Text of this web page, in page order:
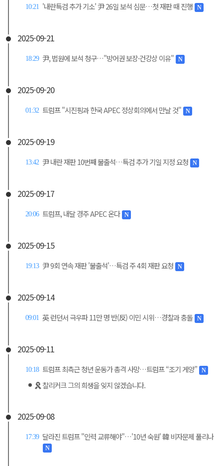
10:21 '내란특검 추가 기소' 尹 26일 보석 심문…첫 재판 때 진행 N
2025-09-21
18:29 尹, 법원에 보석 청구…"방어권 보장·건강상 이유" N
2025-09-20
01:32 트럼프 "시진핑과 한국 APEC 정상회의에서 만날 것" N
2025-09-19
13:42 尹 내란 재판 10번째 불출석…특검 추가 기일 지정 요청 N
2025-09-17
20:06 트럼프, 내달 경주 APEC 온다 N
2025-09-15
19:13 尹 9회 연속 재판 '불출석'…특검 주 4회 재판 요청 N
2025-09-14
09:01 英 런던서 극우파 11만 명 반(反) 이민 시위…경찰과 충돌 N
2025-09-11
10:18 트럼프 최측근 청년 운동가 총격 사망…트럼프 “조기 게양” N
찰리커크 그의 희생을 잊지 않겠습니다.
2025-09-08
17:39 달라진 트럼프 "인력 교류해야"…'10년 숙원' 韓 비자문제 풀리나
N